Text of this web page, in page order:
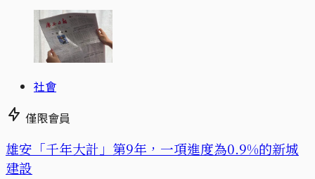
社會
僅限會員
​​雄安「千年大計」第9年，一項進度為0.9%的新城
建設